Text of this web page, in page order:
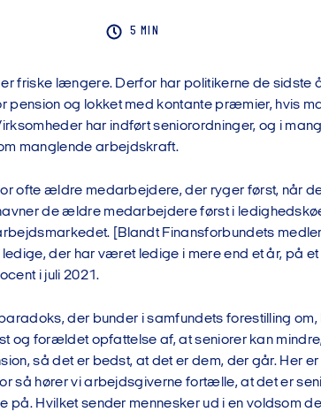
5 MIN
friske længere. Derfor har politikerne de sidste
pension og lokket med kontante præmier, hvis
har indført seniorordninger, og i
manglende arbejdskraft.
ofte ældre medarbejdere, der ryger først, når
de ældre medarbejdere først i
[Blandt Finansforbundets
der har været ledige i mere end et år, på
i juli 2021.
der bunder i samfundets forestilling om,
og forældet opfattelse af, at seniorer kan
så det er bedst, at det er dem, der går. Her
så hører vi arbejdsgiverne fortælle, at det er
på. Hvilket sender mennesker ud i en voldsom